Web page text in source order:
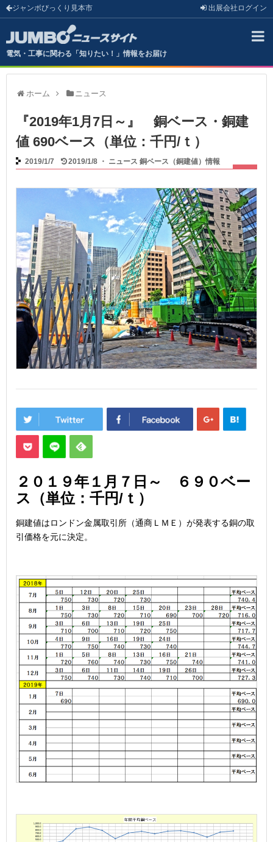
ジャンボびっくり見本市 出展会社 ログイン
電気・工事に関わる「知りたい！」情報をお届け
ホーム ニュース
『2019年1月7日～』 銅ベース・銅建
値 690ベース（単位：千円/ｔ）
2019/1/7 2019/1/8 ・ ニュース 銅ベース（銅建値）情報
２０１９年１月７日 ～ ６９０ベー
ス（単位：千円/ｔ）
銅建値はロンドン金属取引所（通商ＬＭＥ）が発表する銅の取
引価格を元に決定。